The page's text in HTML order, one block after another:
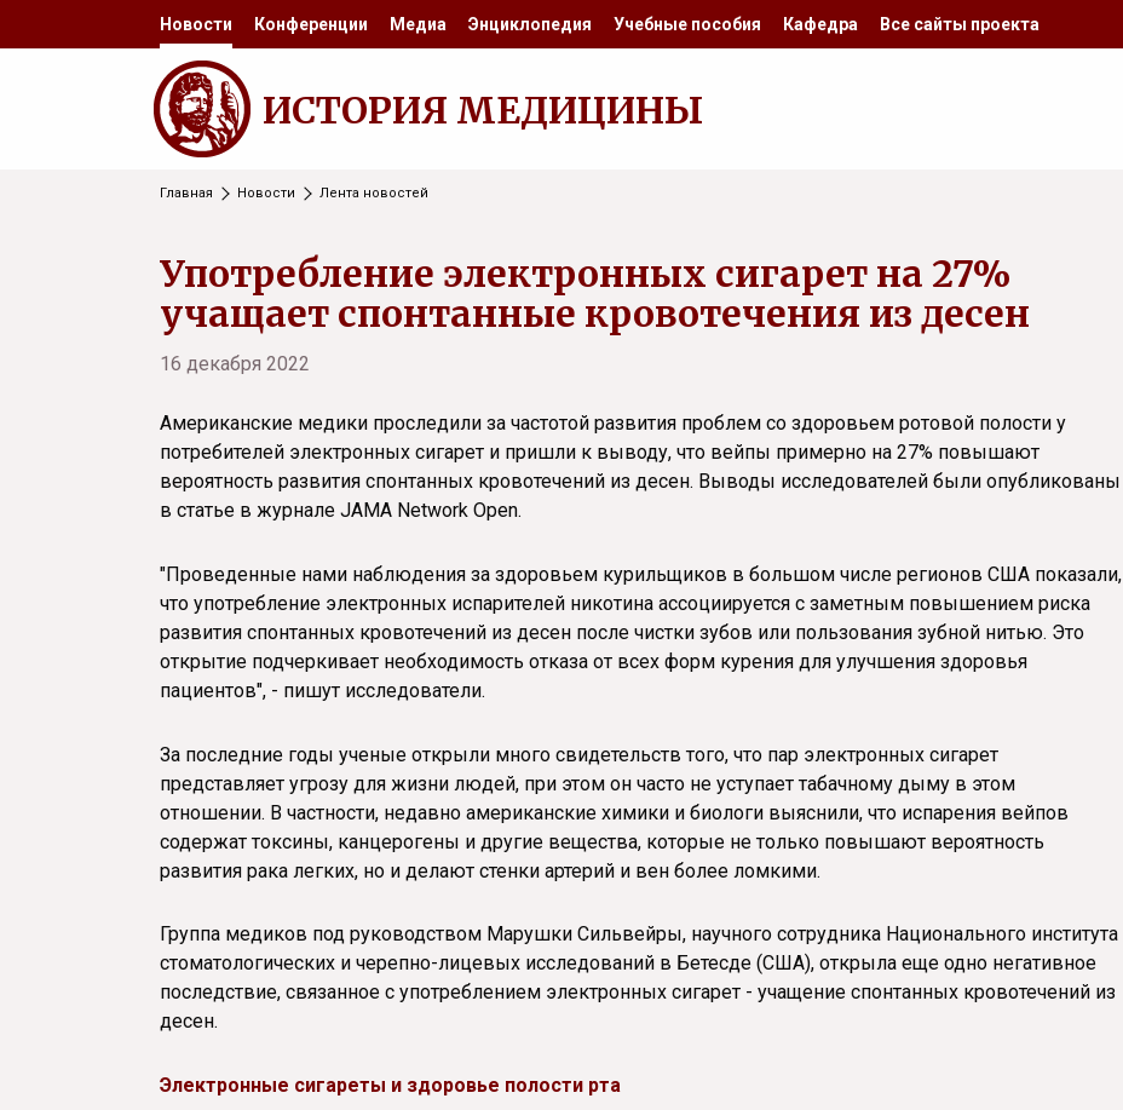
Новости Конференции Медиа Энциклопедия Учебные пособия Кафедра Все сайты проекта
ИСТОРИЯ МЕДИЦИНЫ
Главная Новости Лента новостей
Употребление электронных сигарет на 27%
учащает спонтанные кровотечения из десен
16 декабря 2022
Американские медики проследили за частотой развития проблем со здоровьем ротовой полости у
потребителей электронных сигарет и пришли к выводу, что вейпы примерно на 27% повышают
вероятность развития спонтанных кровотечений из десен. Выводы исследователей были опубликованы
в статье в журнале JAMA Network Open.
"Проведенные нами наблюдения за здоровьем курильщиков в большом числе регионов США показали,
что употребление электронных испарителей никотина ассоциируется с заметным повышением риска
развития спонтанных кровотечений из десен после чистки зубов или пользования зубной нитью. Это
открытие подчеркивает необходимость отказа от всех форм курения для улучшения здоровья
пациентов", - пишут исследователи.
За последние годы ученые открыли много свидетельств того, что пар электронных сигарет
представляет угрозу для жизни людей, при этом он часто не уступает табачному дыму в этом
отношении. В частности, недавно американские химики и биологи выяснили, что испарения вейпов
содержат токсины, канцерогены и другие вещества, которые не только повышают вероятность
развития рака легких, но и делают стенки артерий и вен более ломкими.
Группа медиков под руководством Марушки Сильвейры, научного сотрудника Национального института
стоматологических и черепно-лицевых исследований в Бетесде (США), открыла еще одно негативное
последствие, связанное с употреблением электронных сигарет - учащение спонтанных кровотечений из
десен.
Электронные сигареты и здоровье полости рта